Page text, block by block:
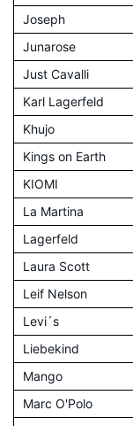
Joseph
Junarose
Just Cavalli
Karl Lagerfeld
Khujo
Kings on Earth
KIOMI
La Martina
Lagerfeld
Laura Scott
Leif Nelson
Levi´s
Liebekind
Mango
Marc O'Polo